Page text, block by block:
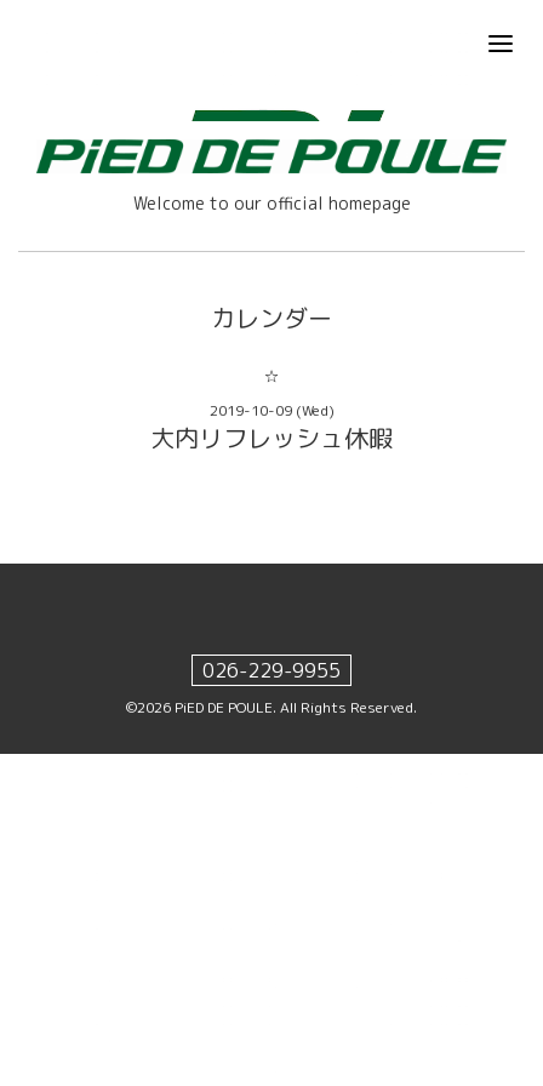
Welcome to our official homepage
カレンダー
☆
2019-10-09 (Wed)
大内リフレッシュ休暇
026-229-9955
©2026 PiED DE POULE. All Rights Reserved.